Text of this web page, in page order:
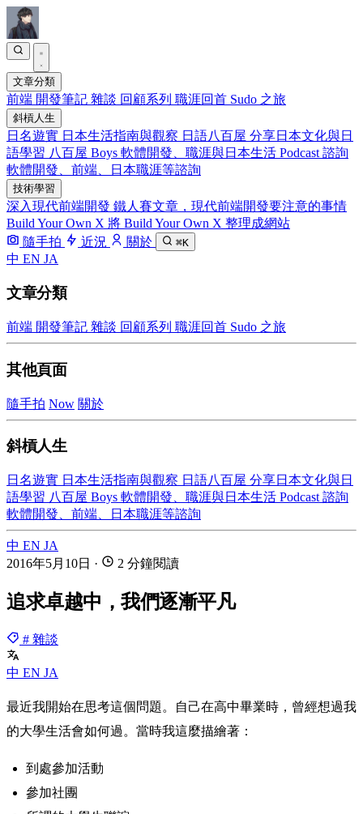
文章分類
前端 開發筆記 雜談 回顧系列 職涯回首 Sudo 之旅
斜槓人生
日名遊實 日本生活指南與觀察 日語八百屋 分享日本文化與日
語學習 八百屋 Boys 軟體開發、職涯與日本生活 Podcast 諮詢
軟體開發、前端、日本職涯等諮詢
技術學習
深入現代前端開發 鐵人賽文章，現代前端開發要注意的事情
Build Your Own X 將 Build Your Own X 整理成網站
隨手拍
近況 關於 ⌘K
中 EN JA
文章分類
前端 開發筆記 雜談 回顧系列 職涯回首 Sudo 之旅
其他頁面
隨手拍 Now 關於
斜槓人生
日名遊實 日本生活指南與觀察 日語八百屋 分享日本文化與日
語學習 八百屋 Boys 軟體開發、職涯與日本生活 Podcast 諮詢
軟體開發、前端、日本職涯等諮詢
中 EN JA
2016年5月10日 · 2 分鐘閱讀
追求卓越中，我們逐漸平凡
# 雜談
中 EN JA
最近我開始在思考這個問題。自己在高中畢業時，曾經想過我
的大學生活會如何過。當時我這麼描繪著：
到處參加活動
參加社團